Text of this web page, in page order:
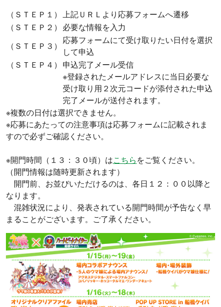
（ＳＴＥＰ１） 上記ＵＲＬより応募フォームへ遷移
（ＳＴＥＰ２） 必要な情報を入力
（ＳＴＥＰ３）
応募フォームにて受け取りたい日付を選択
して申込
（ＳＴＥＰ４） 申込完了メール受信
※登録されたメールアドレスに当日必要な
受け取り用２次元コードが添付された申込
完了メールが送付されます。
※複数の日付は選択できません。
※応募にあたっての注意事項は応募フォームに記載されま
すので必ずご確認ください。
※開門時間（１３：３０頃）はこちらをご覧ください。
（開門情報は随時更新されます）
開門前、お並びいただけるのは、各日１２：００以降と
なります。
混雑状況により、発表されている開門時間が予告なく早
まることがございます。ご了承ください。